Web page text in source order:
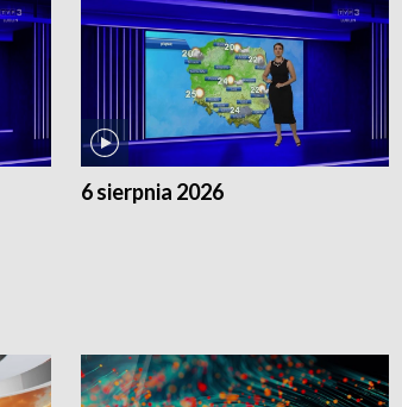
6 sierpnia 2026